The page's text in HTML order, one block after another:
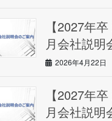
【2027年
月会社説明
2026年4月22日
【2027年
月会社説明